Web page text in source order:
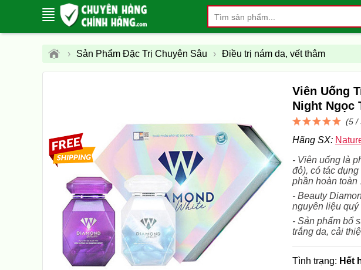
› Sản Phẩm Đặc Trị Chuyên Sâu › Điều trị nám da, vết thâm
Viên Uống
Night Ngọc
(5 /
Hãng SX:
- Viên uống là
đỏ), có tác
phần hoàn toàn
- Beauty
nguyên liệu
- Sản phẩm bổ
trắng da, cải
Tình trạng: Hết